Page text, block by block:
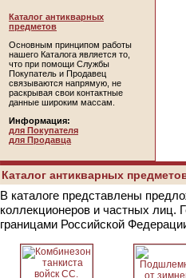
Каталог антикварных
предметов
Основным принципом работы
нашего Каталога является то,
что при помощи Службы
Покупатель и Продавец
связываются напрямую, не
раскрывая свои контактные
данные широким массам.
Информация:
для Покупателя
для Продавца
Каталог антикварных
В каталоге представлены
коллекционеров и частных лиц.
границами Российской